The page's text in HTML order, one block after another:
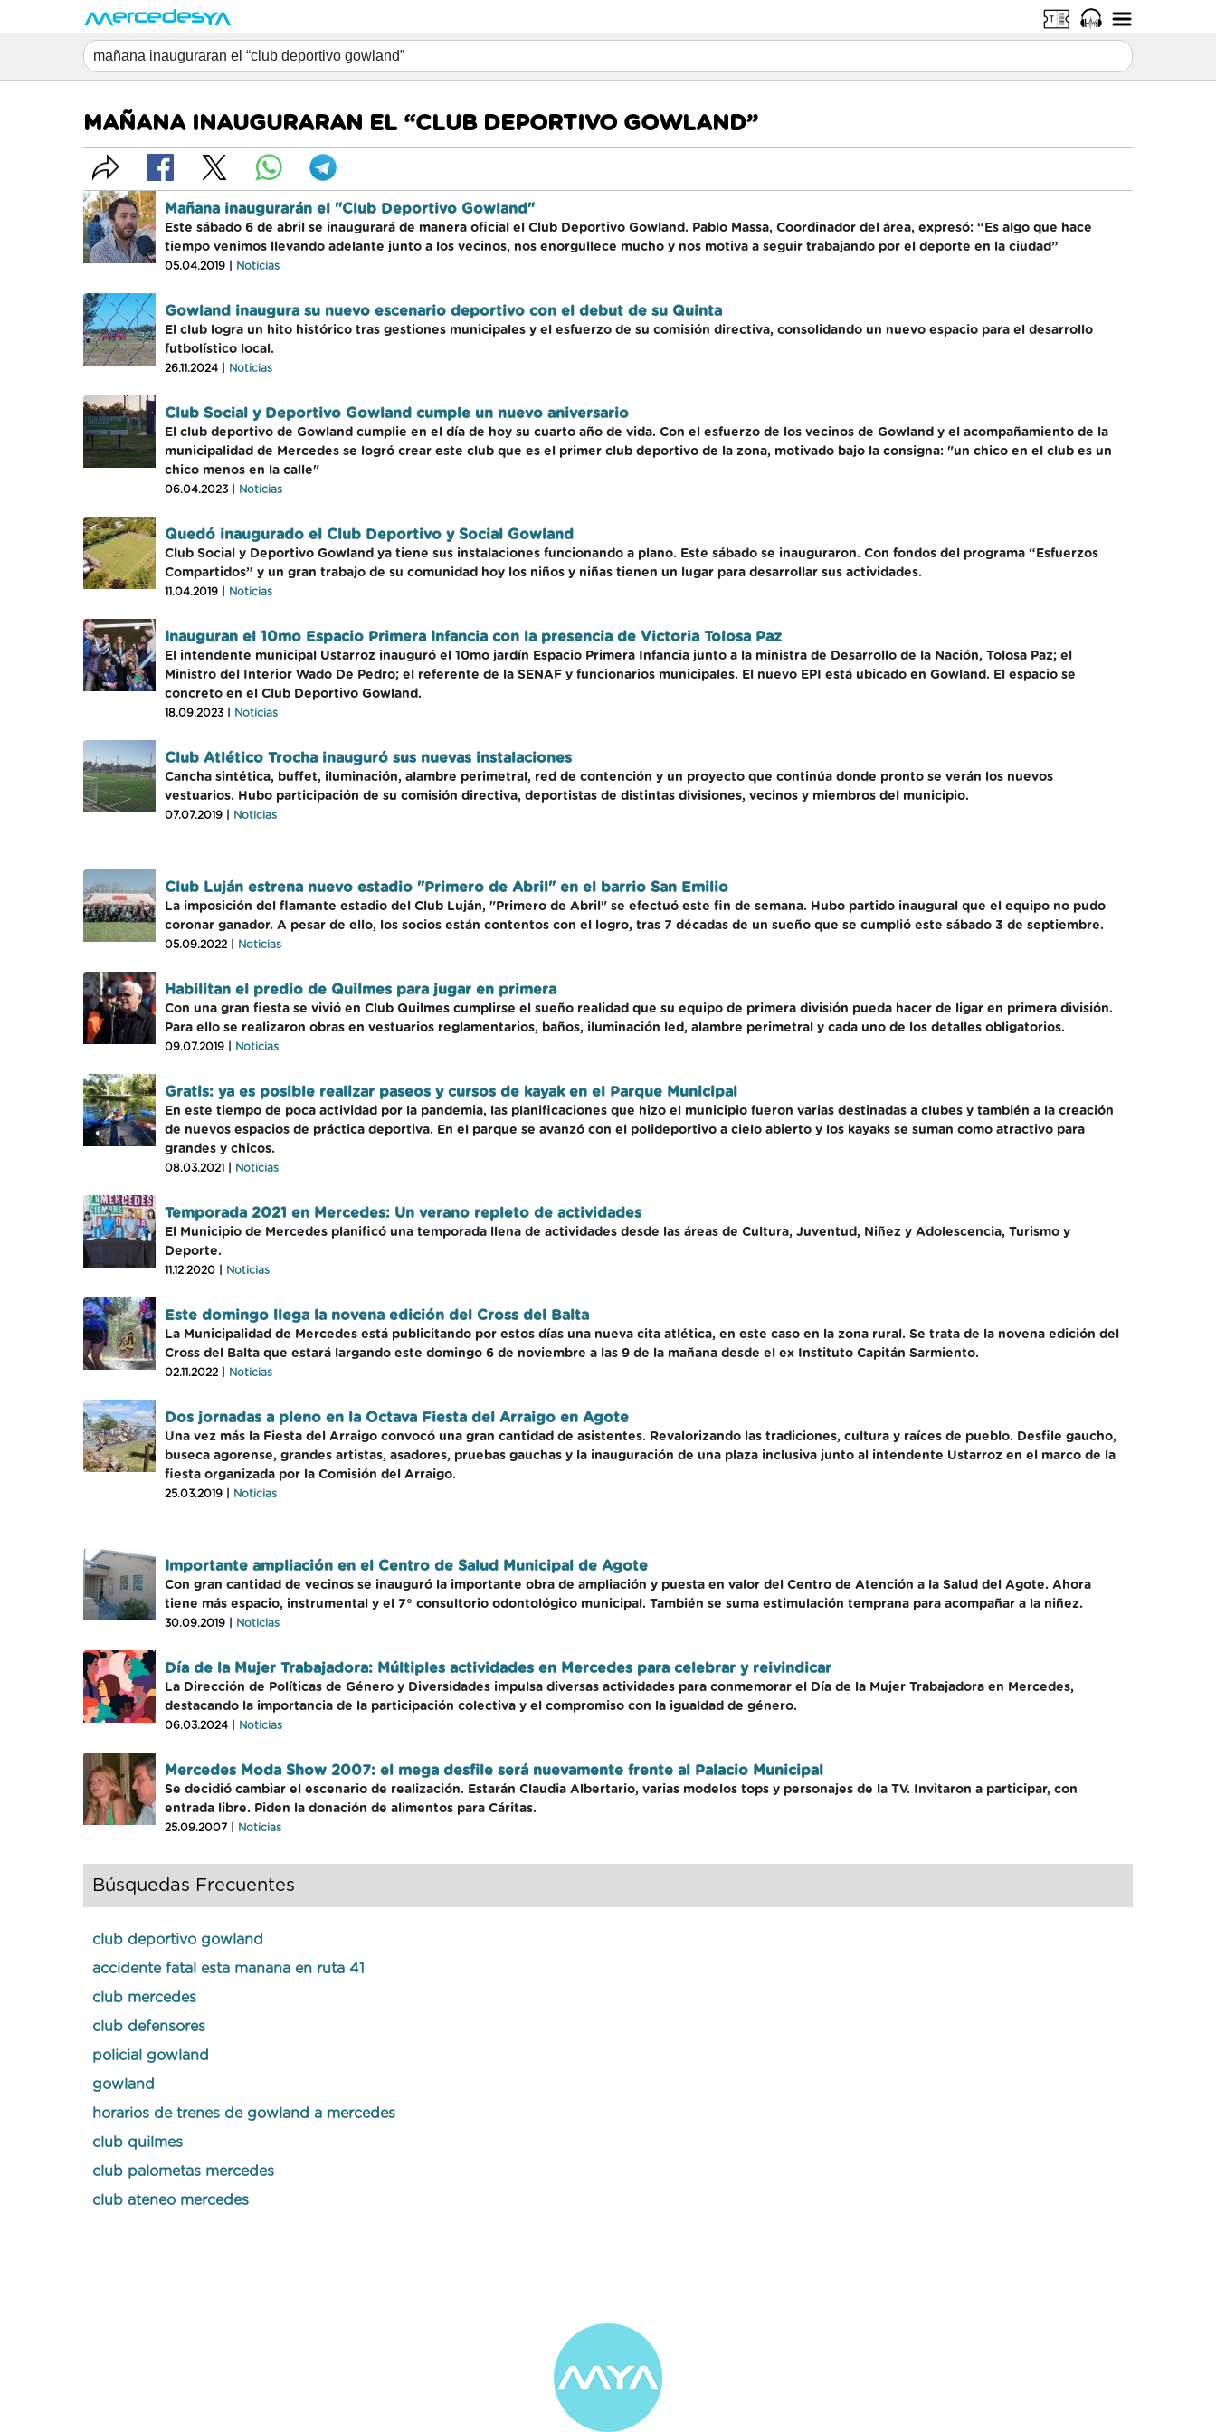
MAÑANA INAUGURARAN EL “CLUB DEPORTIVO GOWLAND”
Mañana inaugurarán el "Club Deportivo Gowland"
Este sábado 6 de abril se inaugurará de manera oficial el Club Deportivo Gowland. Pablo Massa, Coordinador del área, expresó: “Es algo que hace
tiempo venimos llevando adelante junto a los vecinos, nos enorgullece mucho y nos motiva a seguir trabajando por el deporte en la ciudad”
05.04.2019 | Noticias
Gowland inaugura su nuevo escenario deportivo con el debut de su Quinta
El club logra un hito histórico tras gestiones municipales y el esfuerzo de su comisión directiva, consolidando un nuevo espacio para el desarrollo
futbolístico local.
26.11.2024 | Noticias
Club Social y Deportivo Gowland cumple un nuevo aniversario
El club deportivo de Gowland cumplie en el día de hoy su cuarto año de vida. Con el esfuerzo de los vecinos de Gowland y el acompañamiento de la
municipalidad de Mercedes se logró crear este club que es el primer club deportivo de la zona, motivado bajo la consigna: "un chico en el club es un
chico menos en la calle"
06.04.2023 | Noticias
Quedó inaugurado el Club Deportivo y Social Gowland
Club Social y Deportivo Gowland ya tiene sus instalaciones funcionando a plano. Este sábado se inauguraron. Con fondos del programa “Esfuerzos
Compartidos” y un gran trabajo de su comunidad hoy los niños y niñas tienen un lugar para desarrollar sus actividades.
11.04.2019 | Noticias
Inauguran el 10mo Espacio Primera Infancia con la presencia de Victoria Tolosa Paz
El intendente municipal Ustarroz inauguró el 10mo jardín Espacio Primera Infancia junto a la ministra de Desarrollo de la Nación, Tolosa Paz; el
Ministro del Interior Wado De Pedro; el referente de la SENAF y funcionarios municipales. El nuevo EPI está ubicado en Gowland. El espacio se
concreto en el Club Deportivo Gowland.
18.09.2023 | Noticias
Club Atlético Trocha inauguró sus nuevas instalaciones
Cancha sintética, buffet, iluminación, alambre perimetral, red de contención y un proyecto que continúa donde pronto se verán los nuevos
vestuarios. Hubo participación de su comisión directiva, deportistas de distintas divisiones, vecinos y miembros del municipio.
07.07.2019 | Noticias
Club Luján estrena nuevo estadio "Primero de Abril" en el barrio San Emilio
La imposición del flamante estadio del Club Luján, "Primero de Abril" se efectuó este fin de semana. Hubo partido inaugural que el equipo no pudo
coronar ganador. A pesar de ello, los socios están contentos con el logro, tras 7 décadas de un sueño que se cumplió este sábado 3 de septiembre.
05.09.2022 | Noticias
Habilitan el predio de Quilmes para jugar en primera
Con una gran fiesta se vivió en Club Quilmes cumplirse el sueño realidad que su equipo de primera división pueda hacer de ligar en primera división.
Para ello se realizaron obras en vestuarios reglamentarios, baños, iluminación led, alambre perimetral y cada uno de los detalles obligatorios.
09.07.2019 | Noticias
Gratis: ya es posible realizar paseos y cursos de kayak en el Parque Municipal
En este tiempo de poca actividad por la pandemia, las planificaciones que hizo el municipio fueron varias destinadas a clubes y también a la creación
de nuevos espacios de práctica deportiva. En el parque se avanzó con el polideportivo a cielo abierto y los kayaks se suman como atractivo para
grandes y chicos.
08.03.2021 | Noticias
Temporada 2021 en Mercedes: Un verano repleto de actividades
El Municipio de Mercedes planificó una temporada llena de actividades desde las áreas de Cultura, Juventud, Niñez y Adolescencia, Turismo y
Deporte.
11.12.2020 | Noticias
Este domingo llega la novena edición del Cross del Balta
La Municipalidad de Mercedes está publicitando por estos días una nueva cita atlética, en este caso en la zona rural. Se trata de la novena edición del
Cross del Balta que estará largando este domingo 6 de noviembre a las 9 de la mañana desde el ex Instituto Capitán Sarmiento.
02.11.2022 | Noticias
Dos jornadas a pleno en la Octava Fiesta del Arraigo en Agote
Una vez más la Fiesta del Arraigo convocó una gran cantidad de asistentes. Revalorizando las tradiciones, cultura y raíces de pueblo. Desfile gaucho,
buseca agorense, grandes artistas, asadores, pruebas gauchas y la inauguración de una plaza inclusiva junto al intendente Ustarroz en el marco de la
fiesta organizada por la Comisión del Arraigo.
25.03.2019 | Noticias
Importante ampliación en el Centro de Salud Municipal de Agote
Con gran cantidad de vecinos se inauguró la importante obra de ampliación y puesta en valor del Centro de Atención a la Salud del Agote. Ahora
tiene más espacio, instrumental y el 7° consultorio odontológico municipal. También se suma estimulación temprana para acompañar a la niñez.
30.09.2019 | Noticias
Día de la Mujer Trabajadora: Múltiples actividades en Mercedes para celebrar y reivindicar
La Dirección de Políticas de Género y Diversidades impulsa diversas actividades para conmemorar el Día de la Mujer Trabajadora en Mercedes,
destacando la importancia de la participación colectiva y el compromiso con la igualdad de género.
06.03.2024 | Noticias
Mercedes Moda Show 2007: el mega desfile será nuevamente frente al Palacio Municipal
Se decidió cambiar el escenario de realización. Estarán Claudia Albertario, varias modelos tops y personajes de la TV. Invitaron a participar, con
entrada libre. Piden la donación de alimentos para Cáritas.
25.09.2007 | Noticias
Búsquedas Frecuentes
club deportivo gowland
accidente fatal esta manana en ruta 41
club mercedes
club defensores
policial gowland
gowland
horarios de trenes de gowland a mercedes
club quilmes
club palometas mercedes
club ateneo mercedes